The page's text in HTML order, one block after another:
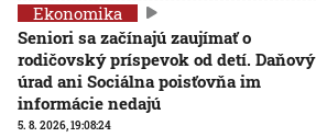
Ekonomika
Seniori sa začínajú zaujímať o
rodičovský príspevok od detí. Daňový
úrad ani Sociálna poisťovňa im
informácie nedajú
5. 8. 2026, 19:08:24